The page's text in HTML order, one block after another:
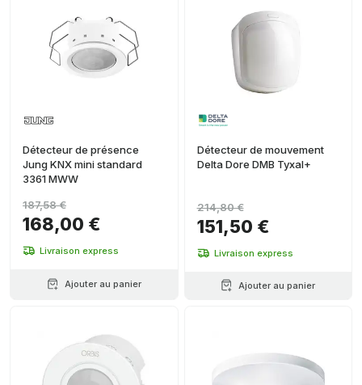
Détecteur de présence
Jung KNX mini standard
3361 MWW
168,00 €
187,58 €
Livraison express
Ajouter au panier
Détecteur de mouvement
Delta Dore DMB Tyxal+
151,50 €
214,80 €
Livraison express
Ajouter au panier